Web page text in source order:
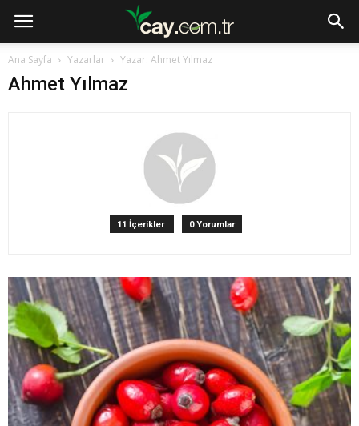
Ana Sayfa Yazarlar Yazar: Ahmet Yılmaz
Ahmet Yılmaz
11 İçerikler 0 Yorumlar